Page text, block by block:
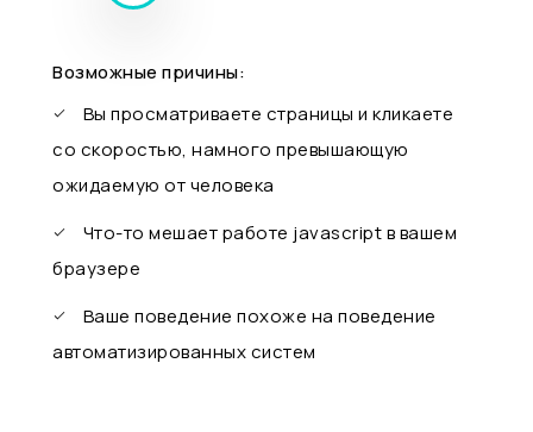
Возможные причины:
Вы просматриваете страницы и кликаете
со скоростью, намного превышающую
ожидаемую от человека
Что-то мешает работе javascript в вашем
браузере
Ваше поведение похоже на поведение
автоматизированных систем